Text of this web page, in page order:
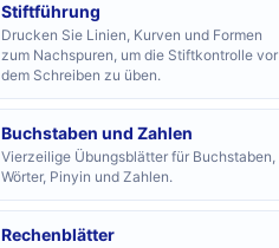
Stiftführung
Drucken Sie Linien, Kurven und Formen
zum Nachspuren, um die Stiftkontrolle vor
dem Schreiben zu üben.
Buchstaben und Zahlen
Vierzeilige Übungsblätter für Buchstaben,
Wörter, Pinyin und Zahlen.
Rechenblätter